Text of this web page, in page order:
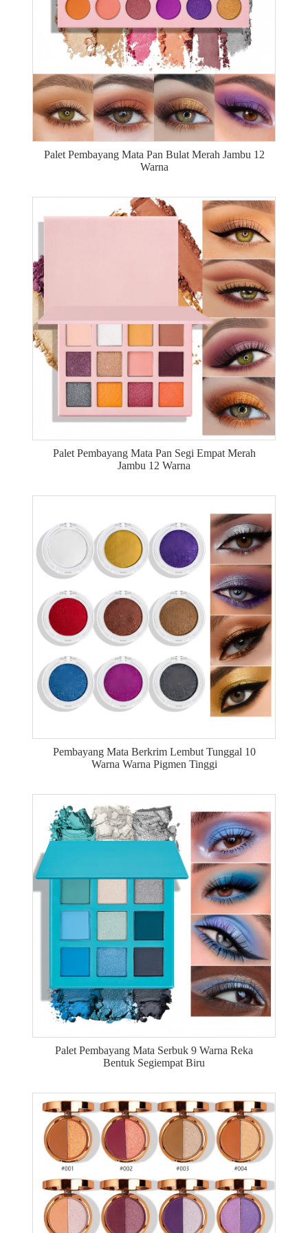
Palet Pembayang Mata Pan Bulat Merah Jambu 12
Warna
Palet Pembayang Mata Pan Segi Empat Merah
Jambu 12 Warna
Pembayang Mata Berkrim Lembut Tunggal 10
Warna Warna Pigmen Tinggi
Palet Pembayang Mata Serbuk 9 Warna Reka
Bentuk Segiempat Biru